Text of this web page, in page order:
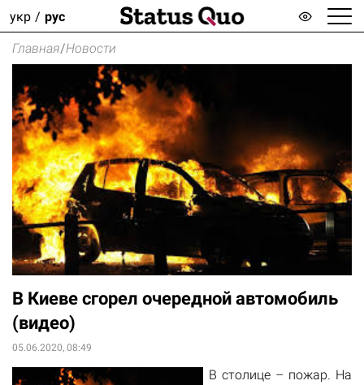
укр рус
Главная/Новости
В Киеве сгорел очередной автомобиль
(видео)
05.06.2020, 08:49
​В столице – пожар. На